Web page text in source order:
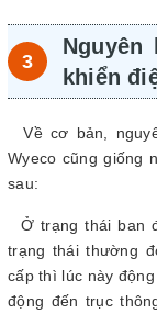
khiển
Về cơ bản,
Wyeco cũng giống
sau:
Ở trạng thái ban
trạng thái thường
cấp thì lúc này
động đến trục